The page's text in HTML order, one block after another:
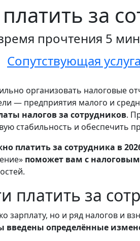
за
прочтения 5
Сопутствующая
организовать налоговые
— предприятия малого и
налогов за сотрудников.
стабильность и обеспечить
платить за сотрудника в
поможет вам с
платить за
зарплату, но и ряд налогов и
введены определённые